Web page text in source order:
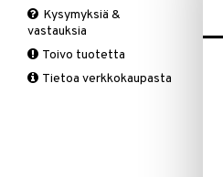
Leipäveitset
Veitsenteroittimet
Veitsisetit
Veitsitarvikkeet
Liinat
Lakanasetit
Lakanat & Tyynyliinat
Matot
Viltit & Peitteet
Lintujen ruokinta
Puutarhavälineet
Ruukut
Sisälamput
Pöytälamput
Valaistustarvikkeet
Kysymyksiä &
vastauksia
Toivo tuotetta
Tietoa verkkokaupasta